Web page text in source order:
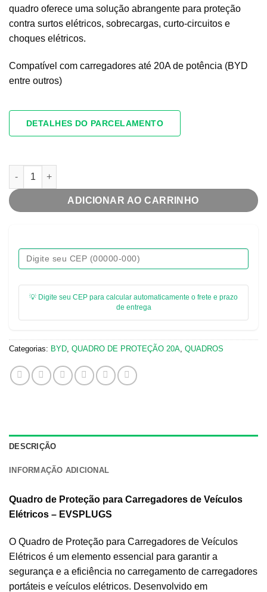
quadro oferece uma solução abrangente para proteção
contra surtos elétricos, sobrecargas, curto-circuitos e
choques elétricos.
Compatível com carregadores até 20A de potência (BYD
entre outros)
DETALHES DO PARCELAMENTO
QUADRO DE PROTEÇÃO PARA CARREGADOR PORTÁTIL 20A
ADICIONAR AO CARRINHO
💡 Digite seu CEP para calcular automaticamente o frete e prazo
de entrega
Categorias: BYD QUADRO DE PROTEÇÃO 20A QUADROS
DESCRIÇÃO
INFORMAÇÃO ADICIONAL
Quadro de Proteção para Carregadores de Veículos
Elétricos – EVSPLUGS
O Quadro de Proteção para Carregadores de Veículos
Elétricos é um elemento essencial para garantir a
segurança e a eficiência no carregamento de carregadores
portáteis e veículos elétricos. Desenvolvido em